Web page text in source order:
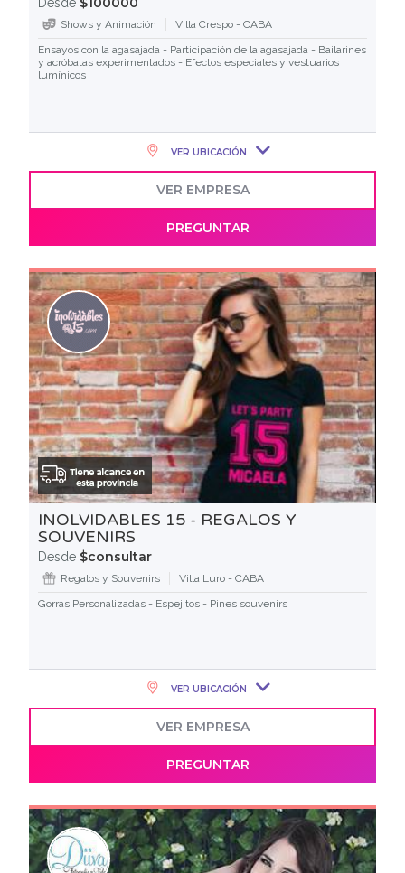
Desde
Shows y Animación
Villa Crespo - CABA
Ensayos con la agasajada - Participación de la agasajada - Bailarines
y acróbatas experimentados - Efectos especiales y vestuarios
lumínicos
VER UBICACIÓN
VER EMPRESA
PREGUNTAR
INOLVIDABLES 15 - REGALOS Y
SOUVENIRS
Desde $consultar
Regalos y Souvenirs
Villa Luro - CABA
Gorras Personalizadas - Espejitos - Pines souvenirs
VER UBICACIÓN
VER EMPRESA
PREGUNTAR